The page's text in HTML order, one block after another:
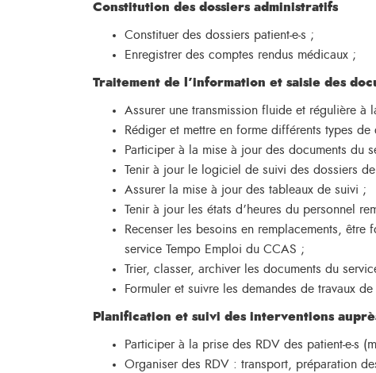
Constitution des dossiers administratifs
Constituer des dossiers patient-e-s ;
Enregistrer des comptes rendus médicaux ;
Traitement de l’information et saisie des
Assurer une transmission fluide et régulière à
Rédiger et mettre en forme différents types
Participer à la mise à jour des documents du
Tenir à jour le logiciel de suivi des dossiers
Assurer la mise à jour des tableaux de suivi ;
Tenir à jour les états d’heures du personnel
Recenser les besoins en remplacements,
service Tempo Emploi du CCAS ;
Trier, classer, archiver les documents du
Formuler et suivre les demandes de travaux
Planification et suivi des interventions
Participer à la prise des RDV des patient-e-s
Organiser des RDV : transport, préparation